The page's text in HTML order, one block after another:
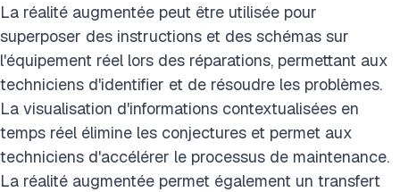
La réalité augmentée peut être utilisée pour
superposer des instructions et des schémas sur
l'équipement réel lors des réparations, permettant aux
techniciens d'identifier et de résoudre les problèmes.
La visualisation d'informations contextualisées en
temps réel élimine les conjectures et permet aux
techniciens d'accélérer le processus de maintenance.
La réalité augmentée permet également un transfert